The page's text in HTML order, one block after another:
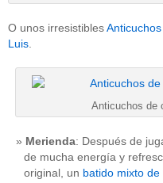
O unos irresistibles
Luis.
Anticuchos de
Merienda: Después de
de mucha energía y
original, un batido mixto